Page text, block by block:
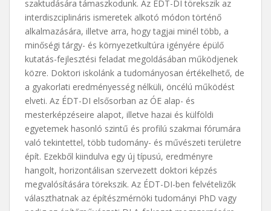
szaktudására támaszkodunk. Az ÉDT-DI törekszik az
interdiszciplináris ismeretek alkotó módon történő
alkalmazására, illetve arra, hogy tagjai minél több, a
minőségi tárgy- és környezetkultúra igényére épülő
kutatás-fejlesztési feladat megoldásában működjenek
közre. Doktori iskolánk a tudományosan értékelhető, de
a gyakorlati eredményesség nélküli, öncélú működést
elveti. Az ÉDT-DI elsősorban az ÓE alap- és
mesterképzéseire alapot, illetve hazai és külföldi
egyetemek hasonló szintű és profilú szakmai fórumára
való tekintettel, több tudomány- és művészeti területre
épít. Ezekből kiindulva egy új típusú, eredményre
hangolt, horizontálisan szervezett doktori képzés
megvalósítására törekszik. Az ÉDT-DI-ben felvételizők
választhatnak az építészmérnöki tudományi PhD vagy